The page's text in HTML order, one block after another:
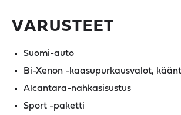
VARUSTEET
Suomi-auto
Bi-Xenon -kaasupurkausvalot,
Alcantara-nahkasisustus
Sport -paketti